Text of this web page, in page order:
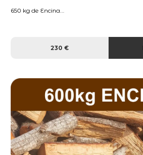
650 kg de Encina...
230 €